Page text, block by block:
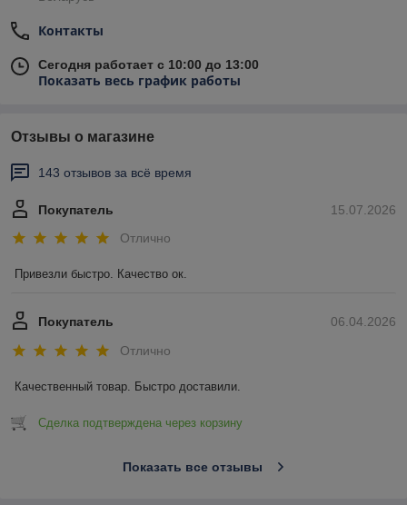
Контакты
Сегодня работает с 10:00 до 13:00
Показать весь график работы
Отзывы о магазине
143 отзывов за всё время
15.07.2026
Покупатель
Отлично
Привезли быстро. Качество ок.
06.04.2026
Покупатель
Отлично
Качественный товар. Быстро доставили.
Сделка подтверждена через корзину
Показать все отзывы